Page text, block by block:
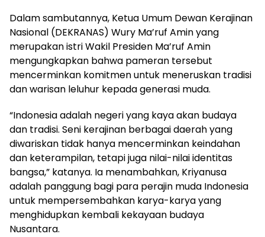
Dalam sambutannya, Ketua Umum Dewan Kerajinan
Nasional (DEKRANAS) Wury Ma’ruf Amin yang
merupakan istri Wakil Presiden Ma’ruf Amin
mengungkapkan bahwa pameran tersebut
mencerminkan komitmen untuk meneruskan tradisi
dan warisan leluhur kepada generasi muda.
“Indonesia adalah negeri yang kaya akan budaya
dan tradisi. Seni kerajinan berbagai daerah yang
diwariskan tidak hanya mencerminkan keindahan
dan keterampilan, tetapi juga nilai-nilai identitas
bangsa,” katanya. Ia menambahkan, Kriyanusa
adalah panggung bagi para perajin muda Indonesia
untuk mempersembahkan karya-karya yang
menghidupkan kembali kekayaan budaya
Nusantara.